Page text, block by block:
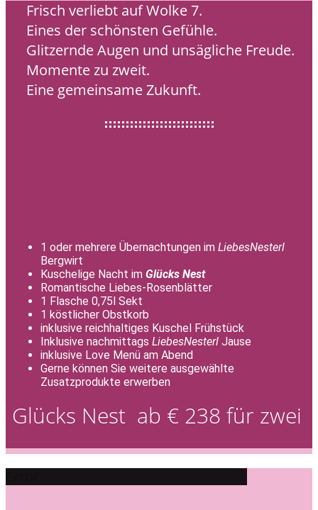
Frisch verliebt auf Wolke 7.
Eines der schönsten Gefühle.
Glitzernde Augen und unsägliche Freude.
Momente zu zweit.
Eine gemeinsame Zukunft.
1 oder mehrere Übernachtungen im LiebesNesterl
Bergwirt
Kuschelige Nacht im Glücks Nest
Romantische Liebes-Rosenblätter
1 Flasche 0,75l Sekt
1 köstlicher Obstkorb
inklusive reichhaltiges Kuschel Frühstück
Inklusive nachmittags LiebesNesterl Jause
inklusive Love Menü am Abend
Gerne können Sie weitere ausgewählte
Zusatzprodukte erwerben
Glücks Nest ab € 238 für zwei